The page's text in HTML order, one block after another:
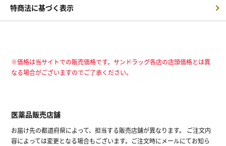
特商法に基づく表示
※価格は当サイトでの販売価格です。サンドラッグ各店の店頭価格とは異
なる場合がございますのでご了承ください。
医薬品販売店舗
お届け先の都道府県によって、担当する販売店舗が異なります。 ご注文内
容によっては変更となる場合もございます。ご注文時にメールにてお知ら